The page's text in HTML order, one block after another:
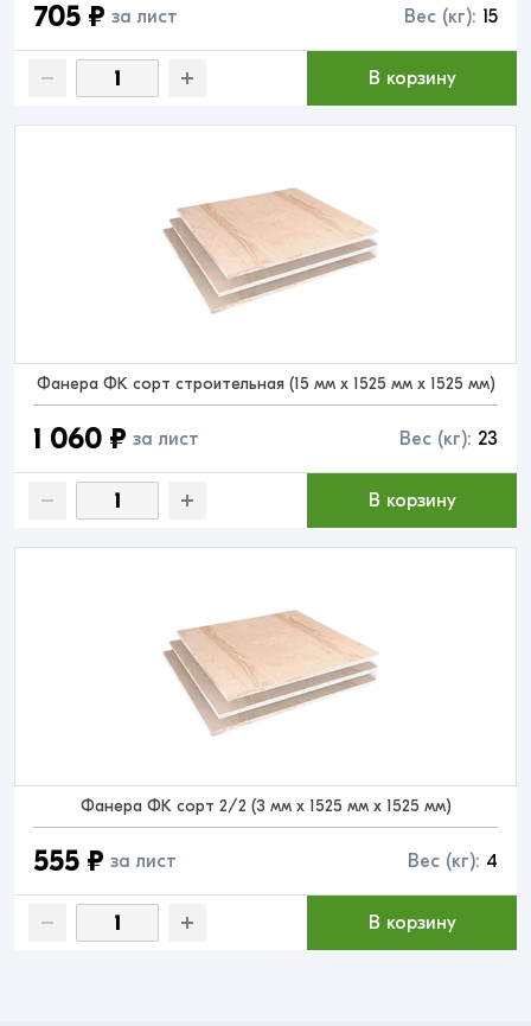
705 ₽ за лист Вес (кг): 15
В корзину
Фанера ФК сорт строительная (15 мм x 1525 мм x 1525 мм)
1 060 ₽ за лист Вес (кг): 23
В корзину
Фанера ФК сорт 2/2 (3 мм x 1525 мм x 1525 мм)
555 ₽ за лист Вес (кг): 4
В корзину